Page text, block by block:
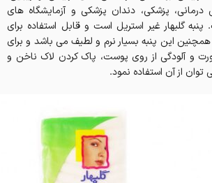
درمانی، پزشکی، دندان پزشکی و آزمایشگاه های
گلبهار غیر استریل است و قابل استفاده برای
این پنبه بسیار نرم و لطیف می باشد و برای
و آلودگی از روی پوست، پاک کردن لاک ناخن و
توان از آن استفاده نمود.